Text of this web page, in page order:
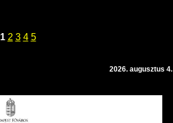
1 2 3 4 5
2026. augusztus 4.